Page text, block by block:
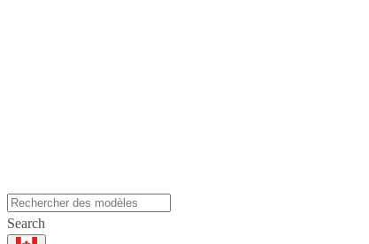
Search